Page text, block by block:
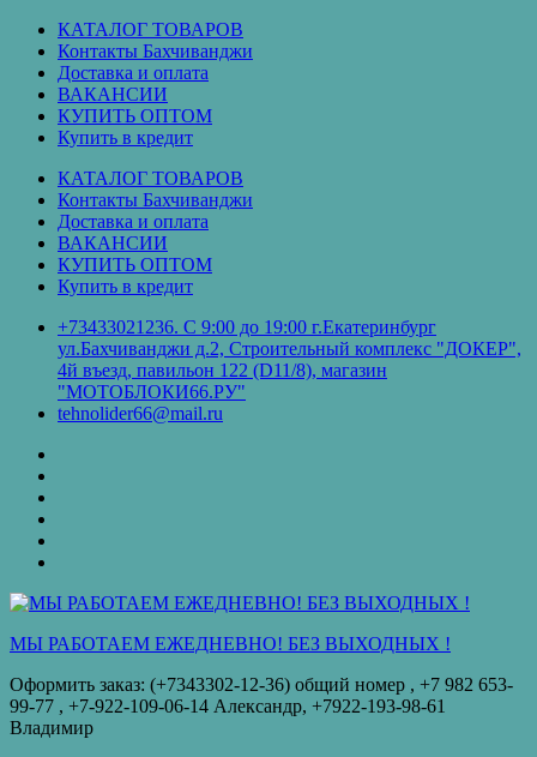
Перейти
содержимому
КАТАЛОГ ТОВАРОВ
Контакты Бахчиванджи
Доставка и оплата
ВАКАНСИИ
КУПИТЬ ОПТОМ
Купить в кредит
КАТАЛОГ ТОВАРОВ
Контакты Бахчиванджи
Доставка и оплата
ВАКАНСИИ
КУПИТЬ ОПТОМ
Купить в кредит
+73433021236. С 9:00 до 19:00 г.Екатеринбург
ул.Бахчиванджи д.2, Строительный комплекс "ДОКЕР",
4й въезд, павильон 122 (D11/8), магазин
"МОТОБЛОКИ66.РУ"
tehnolider66@mail.ru
кредит
МЫ РАБОТАЕМ ЕЖЕДНЕВНО! БЕЗ ВЫХОДНЫХ !
Оформить заказ: (+7343302-12-36) общий номер , ‪+7 982 653-
99-77‬ , +7-922-109-06-14 Александр, +7922-193-98-61
Владимир